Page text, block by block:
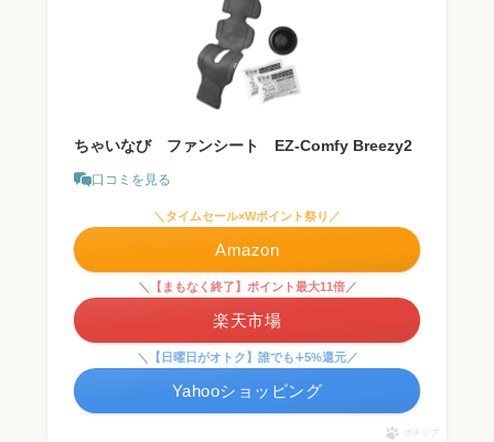
ちゃいなび ファンシート EZ-Comfy Breezy2
口コミを見る
＼タイムセール×Wポイント祭り／
Amazon
＼【まもなく終了】ポイント最大11倍／
楽天市場
＼【日曜日がオトク】誰でも∔5%還元／
Yahooショッピング
ポチップ